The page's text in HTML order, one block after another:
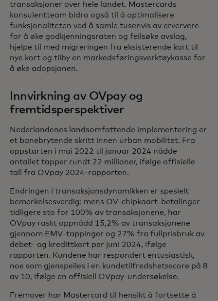
transaksjoner over hele landet. Mastercards
konsulentteam bidro også til å optimalisere
funksjonaliteten ved å samle tusenvis av erververe
for å øke godkjenningsraten og feilsøke avslag,
hjelpe til med migreringen fra eksisterende kort til
nye kort og tilby en markedsføringsverktøykasse for
å øke adopsjonen.
Innvirkning av OVpay og
fremtidsperspektiver
Nederlandenes landsomfattende implementering er
et banebrytende skritt innen urban mobilitet. Fra
oppstarten i mai 2022 til januar 2024 nådde
antallet tapper rundt 22 millioner, ifølge offisielle
tall fra OVpay 2024-rapporten.
Endringen i transaksjonsdynamikken er spesielt
bemerkelsesverdig: mens OV-chipkaart-betalinger
tidligere sto for 100% av transaksjonene, har
OVpay raskt oppnådd 15,2% av transaksjonene
gjennom EMV-tappinger og 27% fra fullprisbruk av
debet- og kredittkort per juni 2024, ifølge
rapporten. Kundene har respondert entusiastisk,
noe som gjenspeiles i en kundetilfredshetsscore på 8
av 10, ifølge en offisiell OVpay-undersøkelse.
Fremover har Mastercard til hensikt å fortsette å